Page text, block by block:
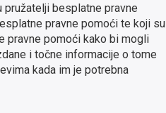
besplatne pravne
pravne pomoći te koji su
pravne pomoći kako bi mogli
i točne informacije o tome
kada im je potrebna